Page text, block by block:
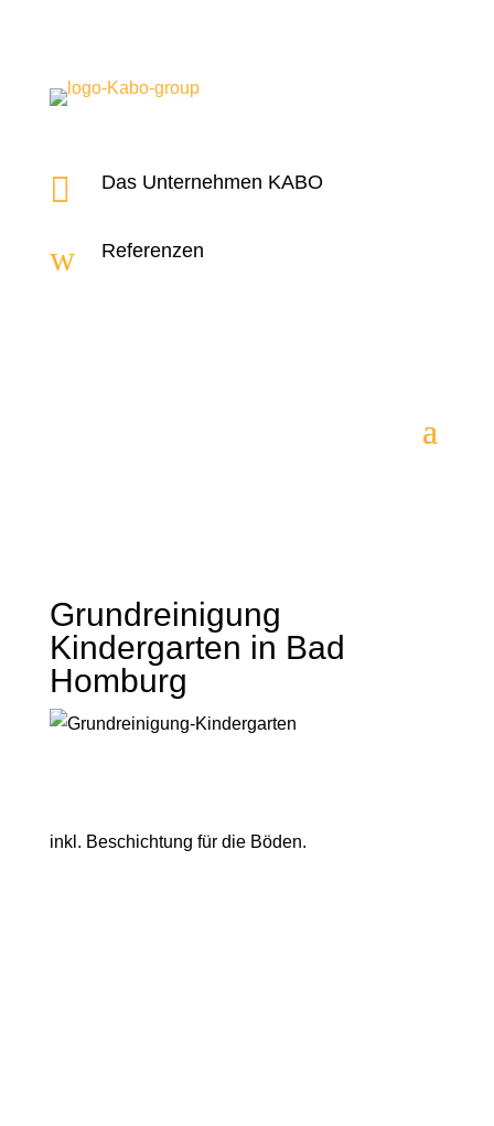
 Das Unternehmen KABO
w Referenzen
Grundreinigung
Kindergarten in Bad
Homburg
inkl. Beschichtung für die Böden.